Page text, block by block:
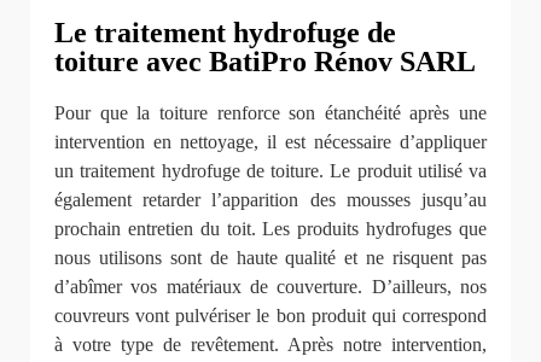
Le traitement hydrofuge de
toiture avec BatiPro Rénov SARL
Pour que la toiture renforce son étanchéité après une
intervention en nettoyage, il est nécessaire d’appliquer
un traitement hydrofuge de toiture. Le produit utilisé va
également retarder l’apparition des mousses jusqu’au
prochain entretien du toit. Les produits hydrofuges que
nous utilisons sont de haute qualité et ne risquent pas
d’abîmer vos matériaux de couverture. D’ailleurs, nos
couvreurs vont pulvériser le bon produit qui correspond
à votre type de revêtement. Après notre intervention,